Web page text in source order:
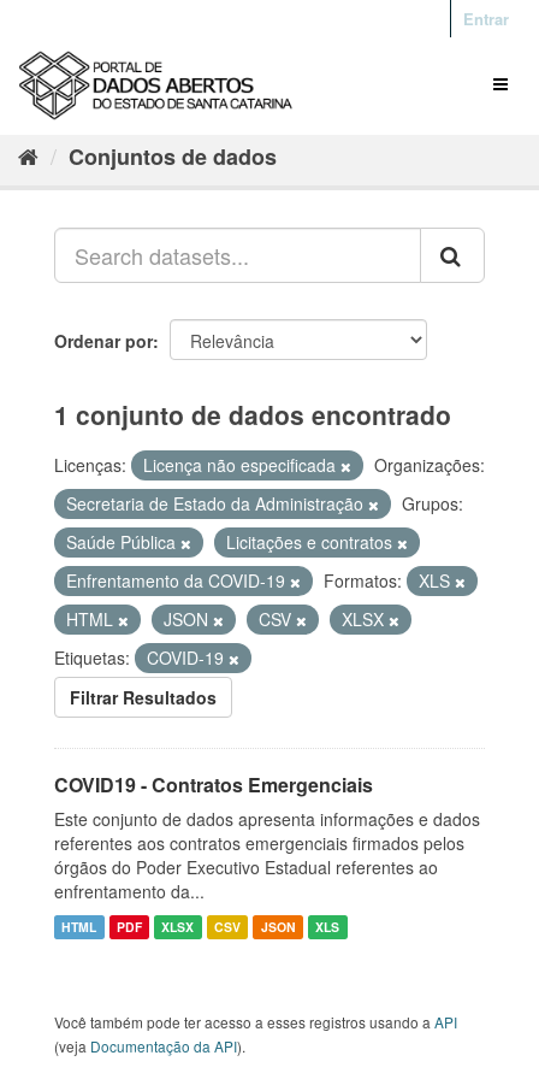
Entrar
Conjuntos de dados
Ordenar por
1 conjunto de dados encontrado
Licenças: Licença não especificada
Organizações:
Secretaria de Estado da Administração
Grupos:
Saúde Pública
Licitações e contratos
Enfrentamento da COVID-19
Formatos:
XLS
HTML
JSON CSV
XLSX
Etiquetas:
COVID-19
Filtrar Resultados
COVID19 - Contratos Emergenciais
Este conjunto de dados apresenta informações e dados
referentes aos contratos emergenciais firmados pelos
órgãos do Poder Executivo Estadual referentes ao
enfrentamento da...
HTML PDF XLSX CSV JSON XLS
Você também pode ter acesso a esses registros usando a API
(veja Documentação da API).